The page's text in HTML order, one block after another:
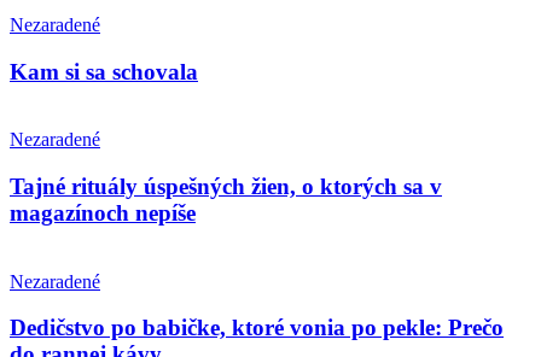
Nezaradené
Kam si sa schovala
Nezaradené
Tajné rituály úspešných žien, o ktorých sa v
magazínoch nepíše
Nezaradené
Dedičstvo po babičke, ktoré vonia po pekle: Prečo